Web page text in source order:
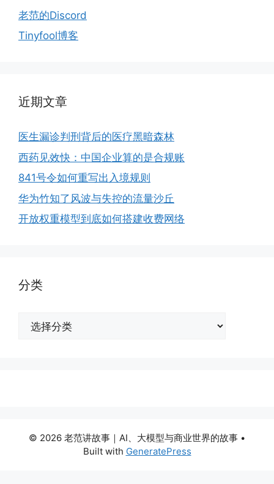
老范的Discord
Tinyfool博客
近期文章
医生漏诊判刑背后的医疗黑暗森林
西药见效快：中国企业算的是合规账
841号令如何重写出入境规则
华为竹知了风波与失控的流量沙丘
开放权重模型到底如何搭建收费网络
分类
© 2026 老范讲故事｜AI、大模型与商业世界的故事 •
Built with GeneratePress